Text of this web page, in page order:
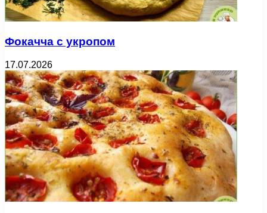
Фокачча с укропом
17.07.2026